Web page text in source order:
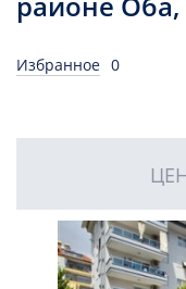
Избранное 0